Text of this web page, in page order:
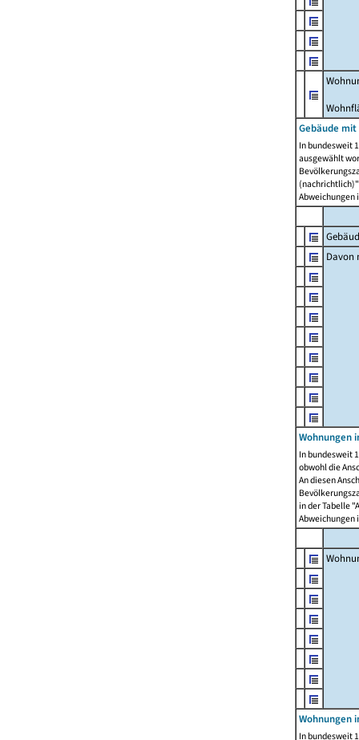
Gebäude
In bundesweit
ausgewählt
Abweichungen
Davon
Wohnungen
In bundesweit
obwohl die
An diesen
in der Tabelle
Abweichungen
Wohnungen
In bundesweit